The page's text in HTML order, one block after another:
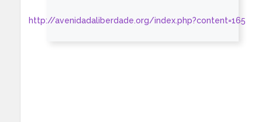
http://avenidadaliberdade.org/index.php?content=165